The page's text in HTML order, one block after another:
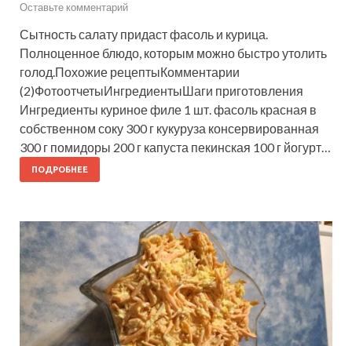
Оставьте комментарий
Сытность салату придаст фасоль и курица.
Полноценное блюдо, которым можно быстро утолить
голод.Похожие рецептыКомментарии
(2)ФотоотчетыИнгредиентыШаги приготовления
Ингредиенты куриное филе 1 шт. фасоль красная в
собственном соку 300 г кукуруза консервированная
300 г помидоры 200 г капуста пекинская 100 г йогурт…
ПОДРОБНЕЕ